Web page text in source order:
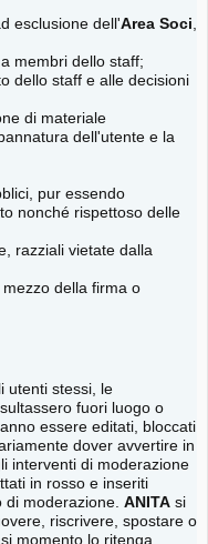
esclusione dell'Area Soci,
membri dello staff;
dello staff e alle decisioni
di materiale
dell'utente e la
pur essendo
nonché rispettoso delle
razziali vietate dalla
della firma o
utenti stessi, le
fuori luogo o
essere editati, bloccati
dover avvertire in
interventi di moderazione
in rosso e inseriti
di moderazione. ANITA si
riscrivere, spostare o
momento lo ritenga